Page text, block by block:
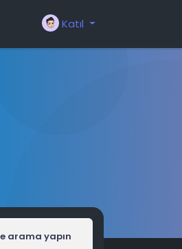
Katıl
arama yapın